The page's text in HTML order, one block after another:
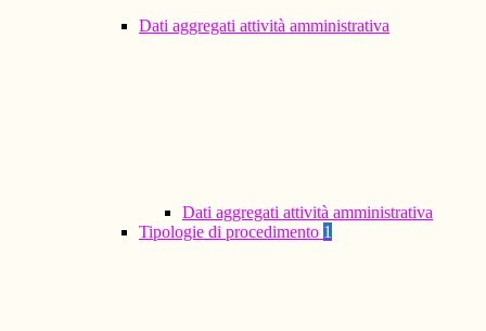
Dati aggregati attività amministrativa
Dati aggregati attività amministrativa
Tipologie di procedimento 1